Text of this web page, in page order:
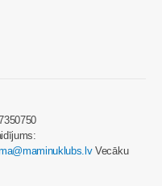
Vecāku